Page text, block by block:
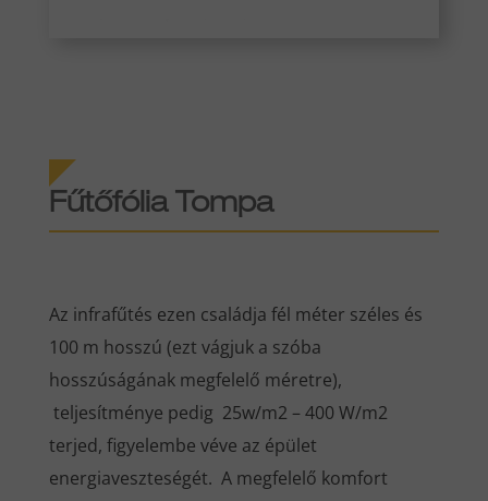
Fűtőfólia Tompa
Az infrafűtés ezen családja fél méter széles és
100 m hosszú (ezt vágjuk a szóba
hosszúságának megfelelő méretre),
teljesítménye pedig 25w/m2 – 400 W/m2
terjed, figyelembe véve az épület
energiaveszteségét. A megfelelő komfort